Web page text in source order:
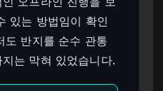
있는 방법임이 확인
도 반지를 순수 관통
는 막혀 있었습니다.